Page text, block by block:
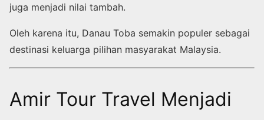
juga menjadi nilai tambah.
Oleh karena itu, Danau Toba semakin populer sebagai
destinasi keluarga pilihan masyarakat Malaysia.
Amir Tour Travel Menjadi